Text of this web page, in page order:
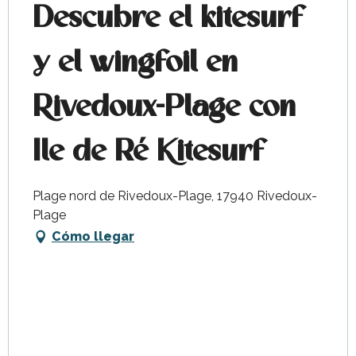
Descubre el kitesurf
y el wingfoil en
Rivedoux-Plage con
Ile de Ré Kitesurf
Plage nord de Rivedoux-Plage, 17940 Rivedoux-
Plage
Cómo llegar